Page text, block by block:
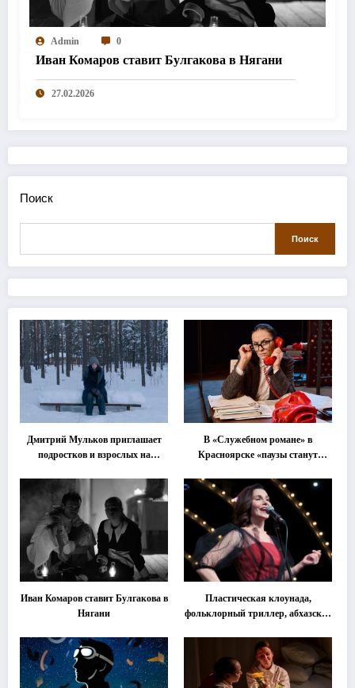
Admin 0
Иван Комаров ставит Булгакова в Нягани
27.02.2026
Поиск
Поиск
Дмитрий Мульков приглашает
подростков и взрослых на
В «Служебном романе» в
Красноярске «паузы станут
Иван Комаров ставит Булгакова в
Нягани
Пластическая клоунада,
фольклорный триллер, абхазская
втором этапе фестиваля
«Монокль»